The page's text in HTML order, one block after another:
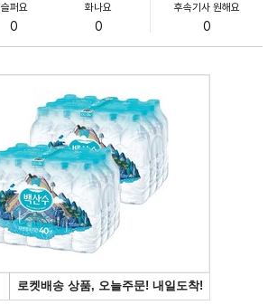
슬퍼요
0
화나요
0
후속기사 원해요
0